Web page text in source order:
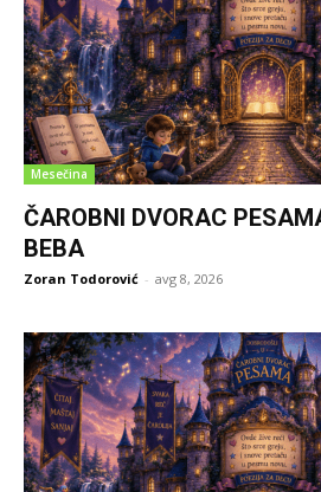
Mesečina
ČAROBNI DVORAC
BEBA
Zoran Todorović - avg 8, 2026